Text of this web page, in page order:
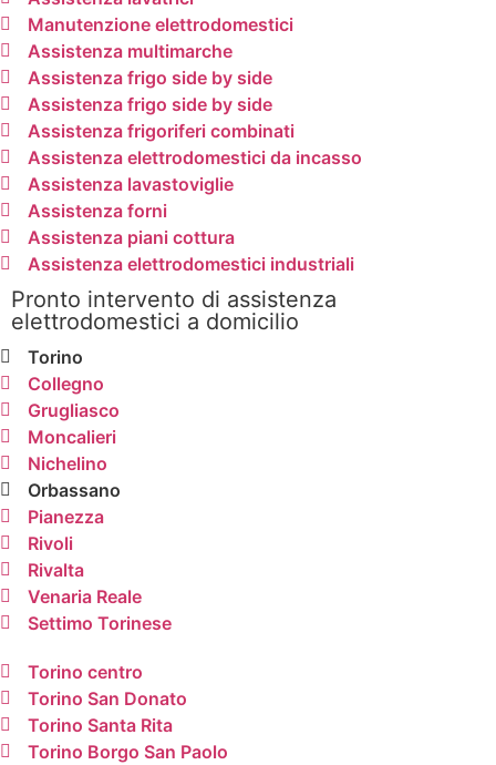
Manutenzione elettrodomestici
Assistenza multimarche
Assistenza frigo side by side
Assistenza frigo side by side
Assistenza frigoriferi combinati
Assistenza elettrodomestici da incasso
Assistenza lavastoviglie
Assistenza forni
Assistenza piani cottura
Assistenza elettrodomestici industriali
Pronto intervento di assistenza
elettrodomestici a domicilio
Torino
Collegno
Grugliasco
Moncalieri
Nichelino
Orbassano
Pianezza
Rivoli
Rivalta
Venaria Reale
Settimo Torinese
Torino centro
Torino San Donato
Torino Santa Rita
Torino Borgo San Paolo